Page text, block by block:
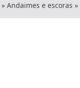
» Andaimes e escoras »